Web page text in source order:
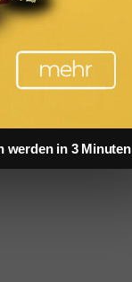
werden in 3 Minuten